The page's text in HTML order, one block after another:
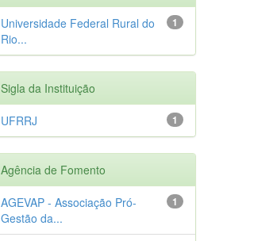
1
Universidade Federal Rural do
Rio...
Sigla da Instituição
1
UFRRJ
Agência de Fomento
1
AGEVAP - Associação Pró-
Gestão da...